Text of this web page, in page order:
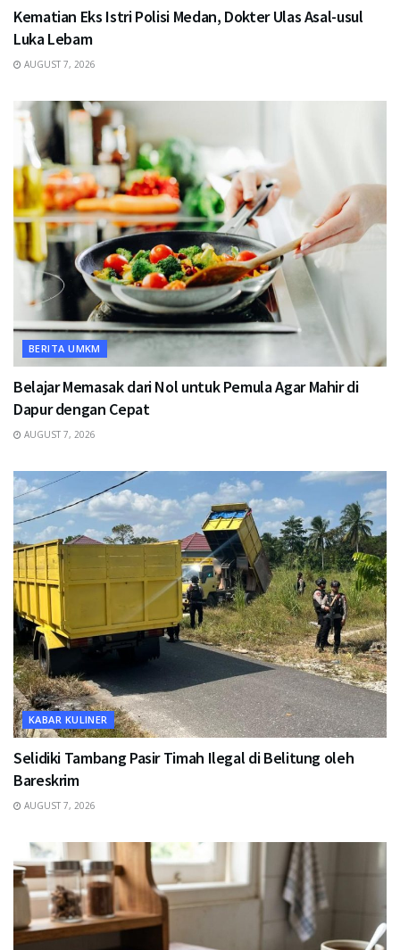
Kematian Eks Istri Polisi Medan, Dokter Ulas Asal-usul
Luka Lebam
AUGUST 7, 2026
BERITA UMKM
Belajar Memasak dari Nol untuk Pemula Agar Mahir di
Dapur dengan Cepat
AUGUST 7, 2026
KABAR KULINER
Selidiki Tambang Pasir Timah Ilegal di Belitung oleh
Bareskrim
AUGUST 7, 2026